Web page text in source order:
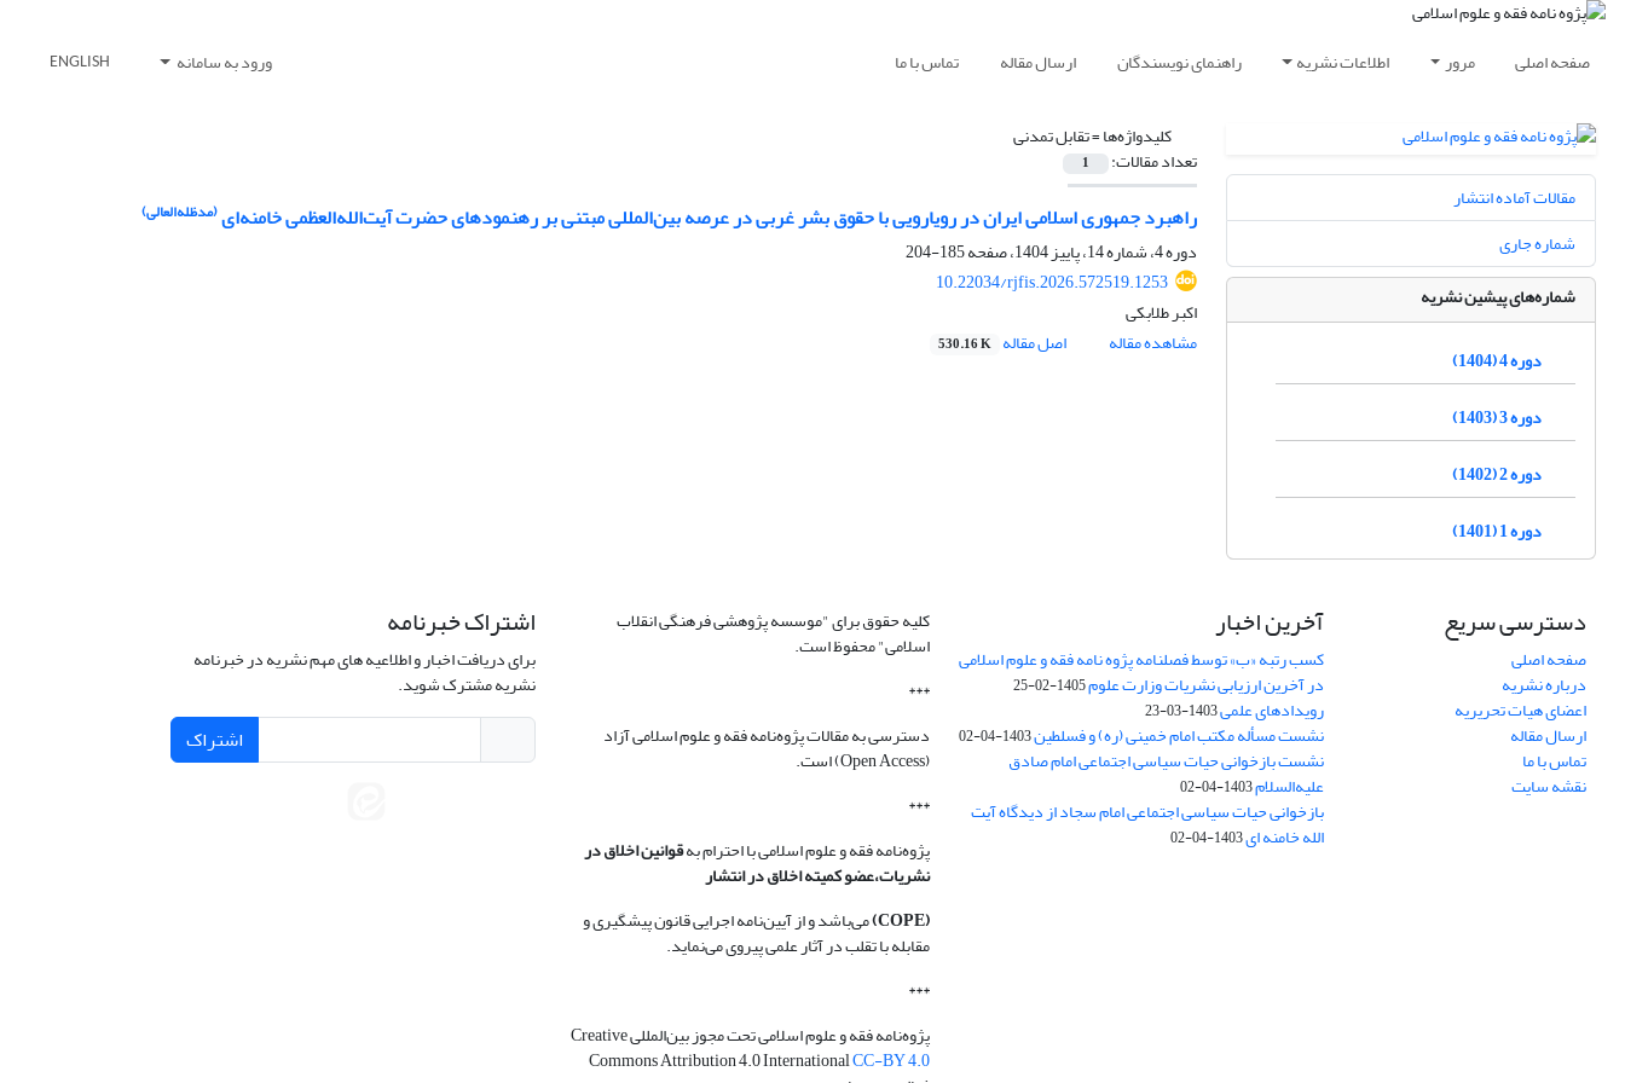
صفحه اصلی مرور اطلاعات نشریه راهنمای نویسندگان ارسال مقاله تماس با ما ورود به سامانه ENGLISH
کلیدواژه‌ها =تقابل تمدنی
تعداد مقالات: 1
راهبرد جمهوری اسلامی ایران در رویارویی با حقوق بشر غربی در عرصه بین‌المللی مبتنی بر رهنمودهای حضرت آیت‌الله‌العظمی خامنه‌ای(مدظله‌العالی)
دوره 4، شماره 14، پاییز 1404، صفحه
185-204
10.22034/rjfis.2026.572519.1253
اکبر طلابکی
مشاهده مقاله
اصل مقاله 530.16 K
مقالات آماده انتشار
شماره جاری
شماره‌های پیشین نشریه
دوره 4 (1404)
دوره 3 (1403)
دوره 2 (1402)
دوره 1 (1401)
دسترسی سریع
صفحه اصلی
درباره نشریه
اعضای هیات تحریریه
ارسال مقاله
تماس با ما
نقشه سایت
آخرین اخبار
کسب رتبه «ب» توسط فصلنامه پژوه نامه فقه و علوم اسلامی
در آخرین ارزیابی نشریات وزارت علوم1405-02-25
رویدادهای علمی1403-03-23
نشست مسأله مکتب امام خمینی (ره) و فسلطین1403-04-02
نشست بازخوانی حیات سیاسی اجتماعی امام صادق
علیه‌السلام1403-04-02
بازخوانی حیات سیاسی اجتماعی امام سجاد از دیدگاه آیت
الله خامنه ای1403-04-02
کلیه حقوق برای "موسسه پژوهشی فرهنگی انقلاب
اسلامی" محفوظ است.
***
دسترسی به مقالات پژوه‌نامه فقه و علوم اسلامی آزاد
(Open Access) است.
***
پژوه‌نامه فقه و علوم اسلامی با احترام بهقوانین اخلاق در
نشریات،عضو کمیته اخلاق در انتشار
(COPE)
می‌باشد و از آیین‌نامه اجرایی قانون پیشگیری و
مقابله با تقلب در آثار علمی پیروی می‌نماید.
***
پژوه‌نامه فقه و علوم اسلامی تحت مجوز بین‌المللی Creative
Commons Attribution 4.0 InternationalCC-BY 4.0
اشتراک خبرنامه
برای دریافت اخبار و اطلاعیه های مهم نشریه در خبرنامه
نشریه مشترک شوید.
اشتراک